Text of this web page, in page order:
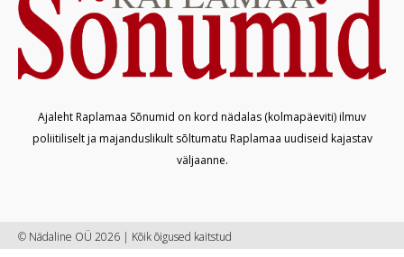
Ajaleht Raplamaa Sõnumid on kord nädalas (kolmapäeviti) ilmuv
poliitiliselt ja majanduslikult sõltumatu Raplamaa uudiseid kajastav
väljaanne.
© Nädaline OÜ 2026 | Kõik õigused kaitstud